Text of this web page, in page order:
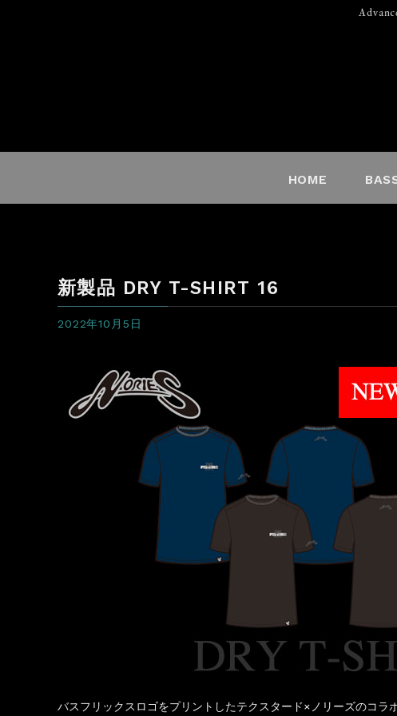
HOME
新製品 DRY T-SHIRT 16
2022年10月5日
バスフリックスロゴをプリントしたテクスタード×ノリーズのコラ